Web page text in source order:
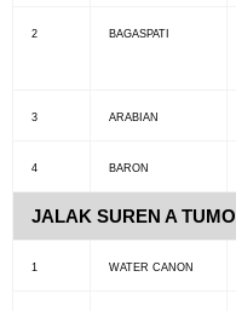
2 BAGASPATI
3 ARABIAN
4 BARON
JALAK SUREN A TUMO
1 WATER CANON